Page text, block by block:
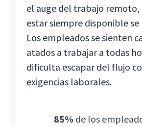
el auge del trabajo
estar siempre disponible
Los empleados se sienten
atados a trabajar a todas
dificulta escapar del flujo
exigencias laborales.
85% de los